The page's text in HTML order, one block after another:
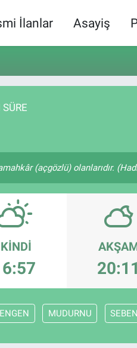
İlanlar Asayiş
(açgözlü) olanlarıdır.
20:11
MUDURNU SEBEN